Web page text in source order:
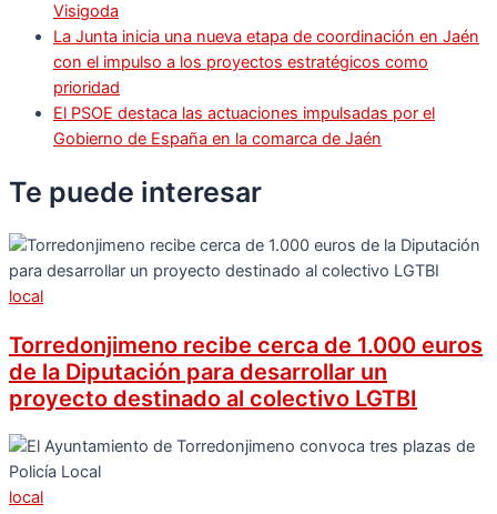
Visigoda
La Junta inicia una nueva etapa de coordinación en Jaén
con el impulso a los proyectos estratégicos como
prioridad
El PSOE destaca las actuaciones impulsadas por el
Gobierno de España en la comarca de Jaén
Te puede interesar
local
Torredonjimeno recibe cerca de 1.000 euros
de la Diputación para desarrollar un
proyecto destinado al colectivo LGTBI
local